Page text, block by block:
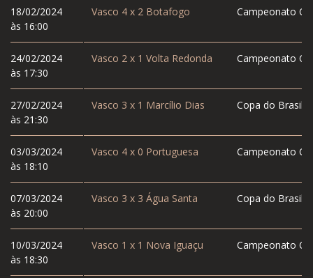
18/02/2024
às 16:00
24/02/2024
às 17:30
27/02/2024
às 21:30
03/03/2024
às 18:10
07/03/2024
às 20:00
10/03/2024
às 18:30
Vasco 4 x 2Botafogo Campeonato
Vasco 2 x 1 Volta Redonda Campeonato
Vasco 3 x 1 Marcílio Dias Copa do Brasil
Vasco 4 x 0 Portuguesa Campeonato
Vasco 3 x 3 Água Santa Copa do Brasil
Vasco 1 x 1 Nova Iguaçu Campeonato